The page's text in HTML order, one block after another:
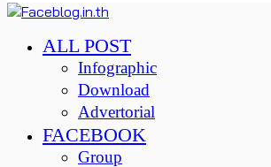
ALL POST
Infographic
Download
Advertorial
FACEBOOK
Group